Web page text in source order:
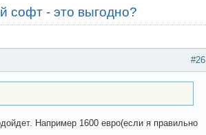
софт - это выгодно?
#26
Например 1600 евро(если я правильно